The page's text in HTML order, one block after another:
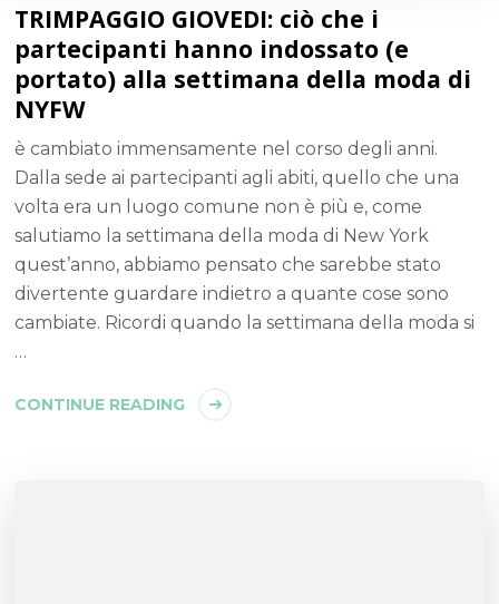
TRIMPAGGIO GIOVEDI: ciò che i
partecipanti hanno indossato (e
portato) alla settimana della moda di
NYFW
è cambiato immensamente nel corso degli anni.
Dalla sede ai partecipanti agli abiti, quello che una
volta era un luogo comune non è più e, come
salutiamo la settimana della moda di New York
quest’anno, abbiamo pensato che sarebbe stato
divertente guardare indietro a quante cose sono
cambiate. Ricordi quando la settimana della moda si
…
CONTINUE READING